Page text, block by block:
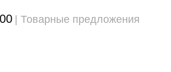
| Товарные предложения